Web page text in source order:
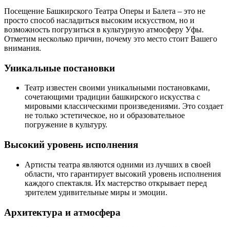
Посещение Башкирского Театра Оперы и Балета – это не
просто способ насладиться высоким искусством, но и
возможность погрузиться в культурную атмосферу Уфы.
Отметим несколько причин, почему это место стоит Вашего
внимания.
Уникальные постановки
Театр известен своими уникальными постановками,
сочетающими традиции башкирского искусства с
мировыми классическими произведениями. Это создает
не только эстетическое, но и образовательное
погружение в культуру.
Высокий уровень исполнения
Артисты театра являются одними из лучших в своей
области, что гарантирует высокий уровень исполнения
каждого спектакля. Их мастерство открывает перед
зрителем удивительные миры и эмоции.
Архитектура и атмосфера